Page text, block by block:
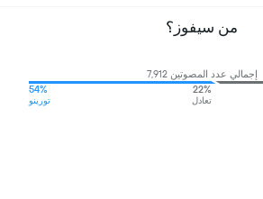
من سيفوز؟
إجمالي عدد المصوتين 7,912
22%
تعادل
54%
تورينو